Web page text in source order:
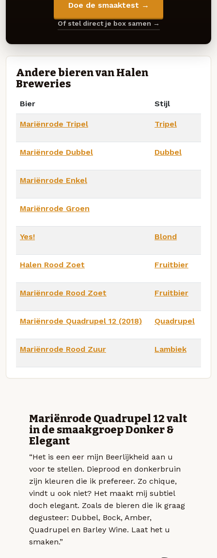
Doe de smaaktest →
Of stel direct je box samen →
Andere bieren van Halen
Breweries
Bier Stijl
Mariënrode Tripel Tripel
Mariënrode Dubbel Dubbel
Mariënrode Enkel
Mariënrode Groen
Yes! Blond
Halen Rood Zoet Fruitbier
Mariënrode Rood Zoet Fruitbier
Mariënrode Quadrupel 12 (2018) Quadrupel
Mariënrode Rood Zuur Lambiek
Mariënrode Quadrupel 12 valt
in de smaakgroep Donker &
Elegant
“Het is een eer mijn Beerlijkheid aan u
voor te stellen. Dieprood en donkerbruin
zijn kleuren die ik prefereer. Zo chique,
vindt u ook niet? Het maakt mij subtiel
doch elegant. Zoals de bieren die ik graag
degusteer: Dubbel, Bock, Amber,
Quadrupel en Barley Wine. Laat het u
smaken.”